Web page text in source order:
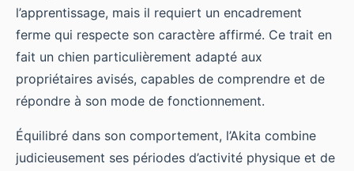
l’apprentissage, mais il requiert un encadrement
ferme qui respecte son caractère affirmé. Ce trait en
fait un chien particulièrement adapté aux
propriétaires avisés, capables de comprendre et de
répondre à son mode de fonctionnement.
Équilibré dans son comportement, l’Akita combine
judicieusement ses périodes d’activité physique et de